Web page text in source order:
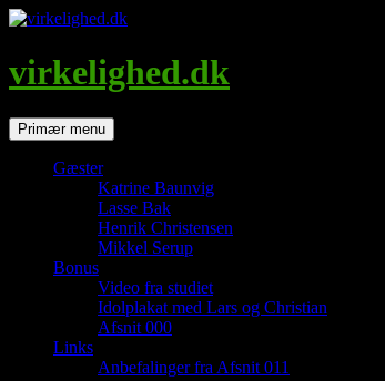
Hop
indhold
virkelighed.dk
SøgPrimær menu
Gæster
Katrine Baunvig
Lasse Bak
Henrik Christensen
Mikkel Serup
Bonus
Video fra studiet
Idolplakat med Lars og Christian
Afsnit 000
Links
Anbefalinger fra Afsnit 011